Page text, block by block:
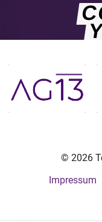
© 2026
Impressum